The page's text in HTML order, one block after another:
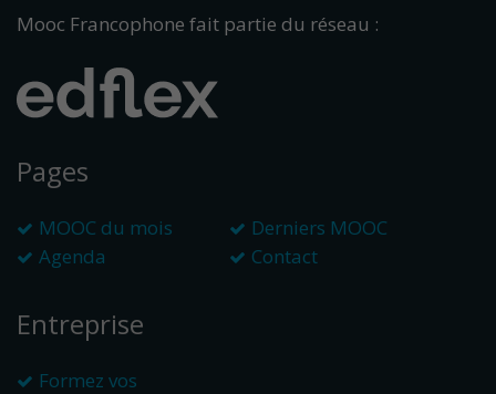
Mooc Francophone fait partie du réseau :
Pages
MOOC du mois
Derniers MOOC
Agenda
Contact
Entreprise
Formez vos